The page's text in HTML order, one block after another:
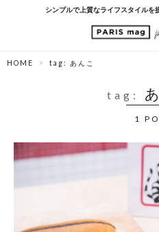
シンプルで上質なライフスタイルを
HOME tag: あんこ
tag:
1